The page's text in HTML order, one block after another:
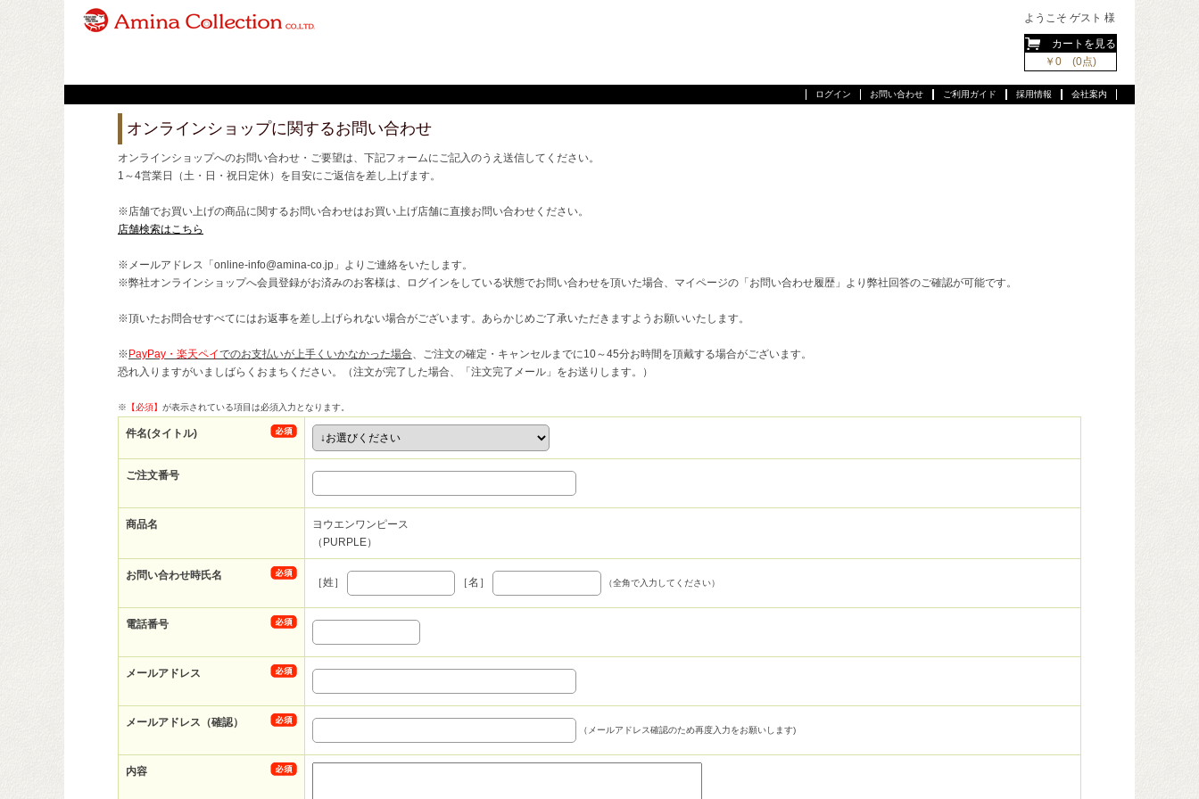
ようこそ ゲスト 様
カートを見る
￥0 (0点)
会社案内
採用情報
ご利用ガイド
お問い合わせ
ログイン
オンラインショップに関するお問い合わせ
オンラインショップへのお問い合わせ・ご要望は、下記フォームにご記入のうえ送信してください。
1～4営業日（土・日・祝日定休）を目安にご返信を差し上げます。
※店舗でお買い上げの商品に関するお問い合わせはお買い上げ店舗に直接お問い合わせください。
店舗検索はこちら
※メールアドレス「online-info@amina-co.jp」よりご連絡をいたします。
※弊社オンラインショップへ会員登録がお済みのお客様は、ログインをしている状態でお問い合わせを頂いた場合、マイページの「お問い合わせ履歴」より弊社回答のご確認が可能です。
※頂いたお問合せすべてにはお返事を差し上げられない場合がございます。あらかじめご了承いただきますようお願いいたします。
※ PayPay・楽天ペイでのお支払いが上手くいかなかった場合、ご注文の確定・キャンセルまでに10～45分お時間を頂戴する場合がございます。
恐れ入りますがいましばらくおまちください。（注文が完了した場合、「注文完了メール」をお送りします。）
※ 【必須】 が表示されている項目は必須入力となります。
件名(タイトル)
ご注文番号
商品名
ヨウエンワンピース
（PURPLE）
お問い合わせ時氏名
［姓］ ［名］ （全角で入力してください）
電話番号
メールアドレス
メールアドレス（確認）
（メールアドレス確認のため再度入力をお願いします)
内容